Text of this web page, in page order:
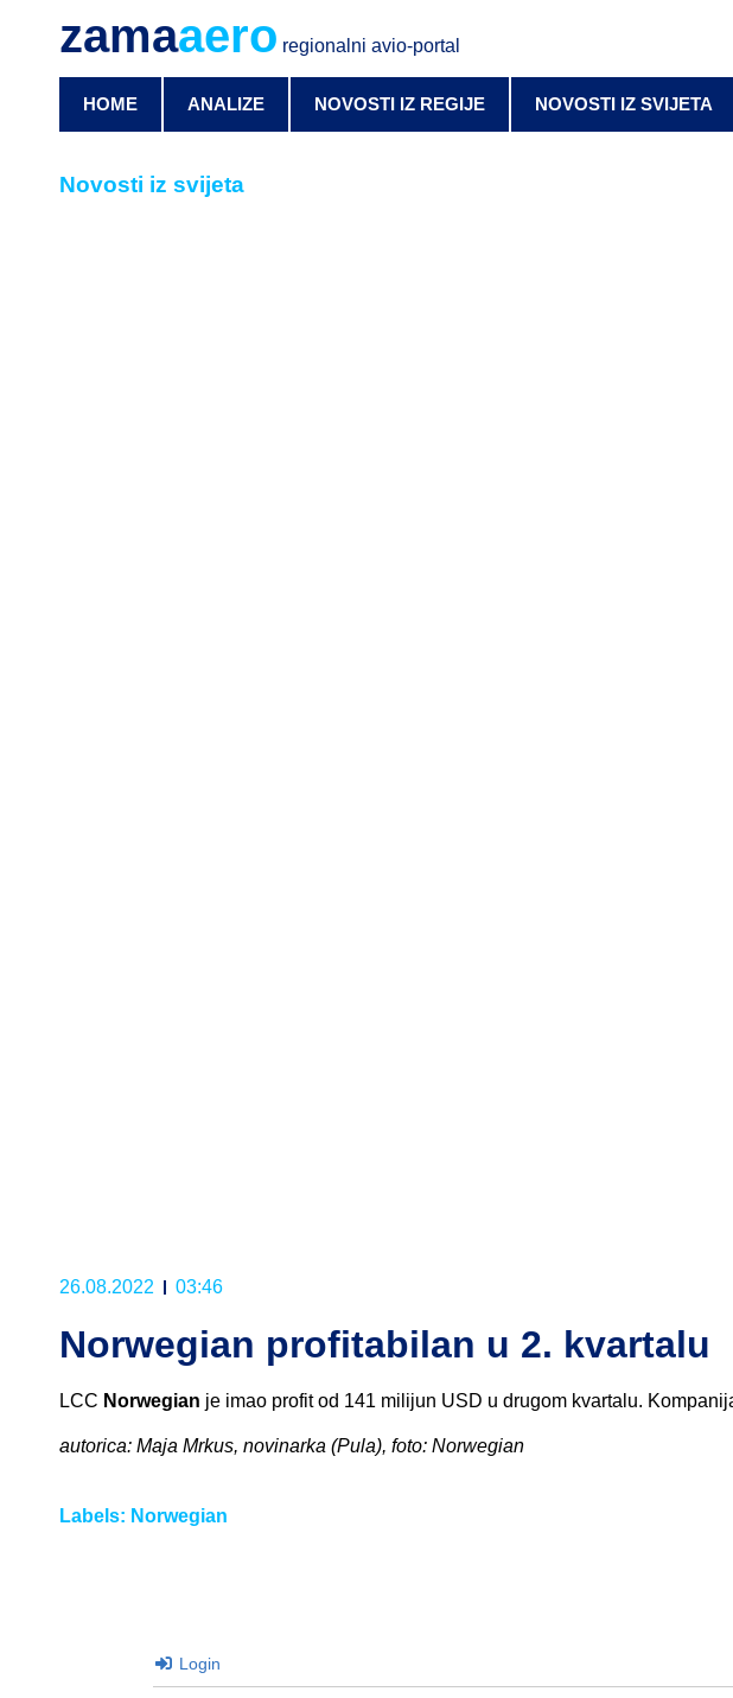
zamaaero regionalni avio-portal
HOME ANALIZE NOVOSTI IZ REGIJE NOVOSTI IZ SVIJETA
Novosti iz svijeta
26.08.2022 03:46
Norwegian profitabilan u 2. kvartalu
LCC Norwegian je imao profit od 141 milijun USD u drugom kvartalu.
autorica: Maja Mrkus, novinarka (Pula), foto: Norwegian
Labels: Norwegian
Login